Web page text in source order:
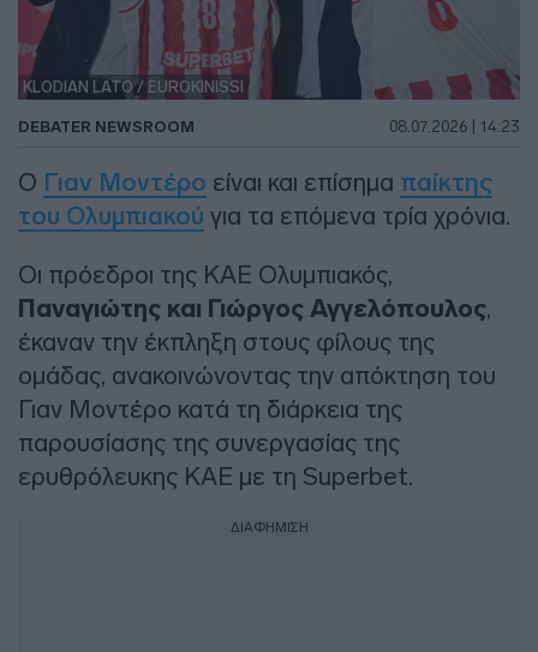
KLODIAN LATO / EUROKINISSI
DEBATER NEWSROOM 08.07.2026 | 14:23
Ο Γιαν Μοντέρο είναι και επίσημα παίκτης
του Ολυμπιακού για τα επόμενα τρία χρόνια.
Οι πρόεδροι της ΚΑΕ Ολυμπιακός,
Παναγιώτης και Γιώργος Αγγελόπουλος,
έκαναν την έκπληξη στους φίλους της
ομάδας, ανακοινώνοντας την απόκτηση του
Γιαν Μοντέρο κατά τη διάρκεια της
παρουσίασης της συνεργασίας της
ερυθρόλευκης ΚΑΕ με τη Superbet.
ΔΙΑΦΗΜΙΣΗ